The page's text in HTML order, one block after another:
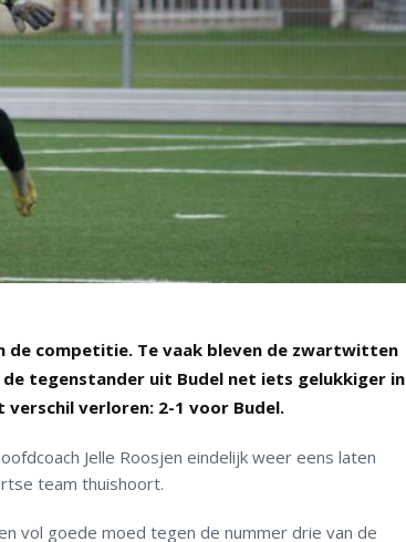
de competitie. Te vaak bleven de zwartwitten
tegenstander uit Budel net iets gelukkiger in
verloren: 2-1 voor Budel.
Jelle Roosjen eindelijk weer eens laten
team thuishoort.
vol goede moed tegen de nummer drie van de